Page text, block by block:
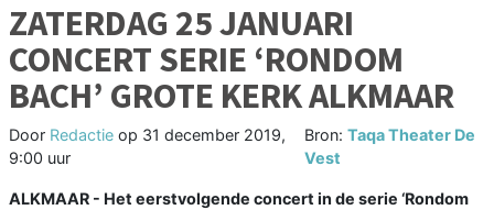
ZATERDAG 25 JANUARI
CONCERT SERIE ‘RONDOM
BACH’ GROTE KERK ALKMAAR
Door Redactie op 31 december 2019,
9:00 uur
Bron: Taqa Theater De
Vest
ALKMAAR - Het eerstvolgende concert in de serie ‘Rondom